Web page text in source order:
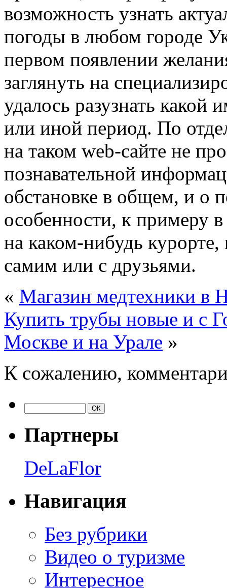
возможность узнать
погоды в любом городе
первом появлении
заглянуть на
удалось разузнать какой
или иной период. По
на таком web-сайте не
познавательной
обстановке в общем, и о
особенности, к примеру
на каком-нибудь курорте,
самим или с друзьями.
« Магазин медтехники в
Купить трубы новые и с
Москве и на Урале »
К сожалению,
Партнеры
DeLaFlor
Навигация
Без рубрики
Видео о туризме
Интересное